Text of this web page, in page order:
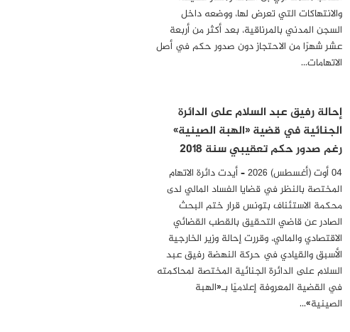
والانتهاكات التي تعرض لها، ووضعه داخل
السجن المدني بالمرناقية، بعد أكثر من أربعة
عشر شهرًا من الاحتجاز دون صدور حكم في أصل
الاتهامات…
إحالة رفيق عبد السلام على الدائرة
الجنائية في قضية «الهبة الصينية»
رغم صدور حكم تعقيبي سنة 2018
04 أوت (أغسطس) 2026 – أيدت دائرة الاتهام
المختصة بالنظر في قضايا الفساد المالي لدى
محكمة الاستئناف بتونس قرار ختم البحث
الصادر عن قاضي التحقيق بالقطب القضائي
الاقتصادي والمالي، وقررت إحالة وزير الخارجية
الأسبق والقيادي في حركة النهضة رفيق عبد
السلام على الدائرة الجنائية المختصة لمحاكمته
في القضية المعروفة إعلاميًا بـ«الهبة
الصينية»…